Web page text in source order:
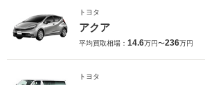
トヨタ
アクア
平均買取相場： 14.6万円〜236万円
トヨタ